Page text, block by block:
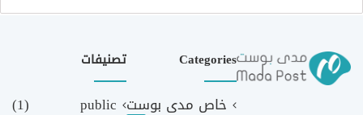
Categories
خاص مدى بوست
تصنيفات
public
(1)